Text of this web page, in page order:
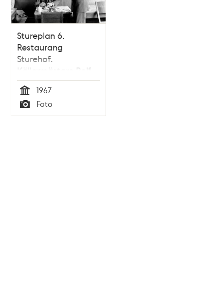
Stureplan 6.
Restaurang
Sturehof.
Källarmästare Rolf
Marcus och
kabinettskammarherre
Alexis Aminoff
Tid
1967
Typ
Foto